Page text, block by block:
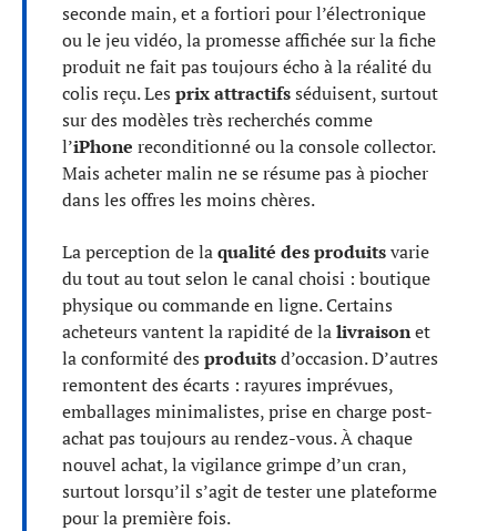
seconde main, et a fortiori pour l’électronique
ou le jeu vidéo, la promesse affichée sur la fiche
produit ne fait pas toujours écho à la réalité du
colis reçu. Les prix attractifsséduisent, surtout
sur des modèles très recherchés comme
l’iPhone reconditionné ou la console collector.
Mais acheter malin ne se résume pas à piocher
dans les offres les moins chères.
La perception de laqualité des produitsvarie
du tout au tout selon le canal choisi : boutique
physique ou commande en ligne. Certains
acheteurs vantent la rapidité de lalivraisonet
la conformité des produitsd’occasion. D’autres
remontent des écarts : rayures imprévues,
emballages minimalistes, prise en charge post-
achat pas toujours au rendez-vous. À chaque
nouvel achat, la vigilance grimpe d’un cran,
surtout lorsqu’il s’agit de tester une plateforme
pour la première fois.